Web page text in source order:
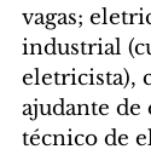
vagas;
industrial
eletricista),
ajudante de
técnico de